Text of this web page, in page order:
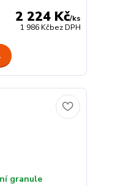
2 224 Kč/ks
1 986 Kčbez DPH